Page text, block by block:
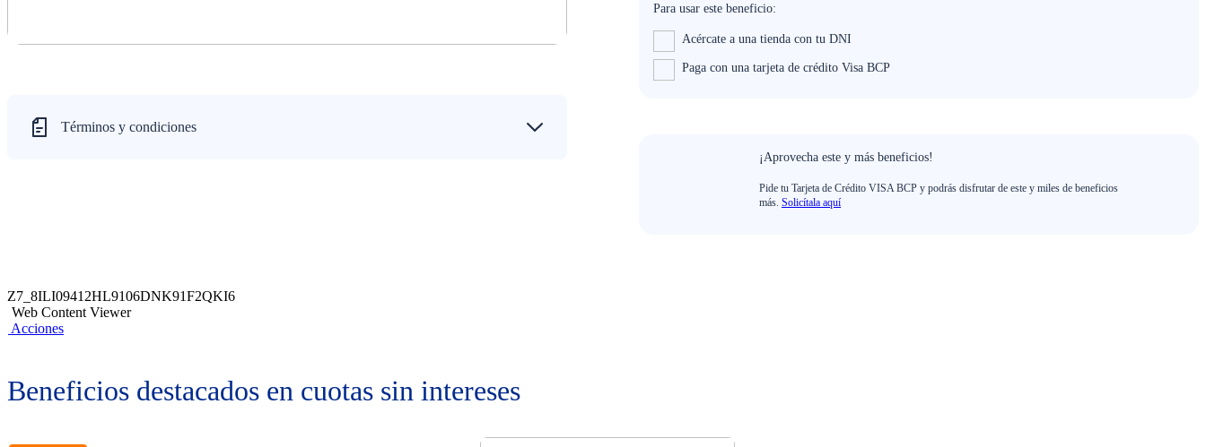
Términos y condiciones
Para usar este beneficio:
Acércate a una tienda con tu DNI
Paga con una tarjeta de crédito Visa BCP
¡Aprovecha este y más beneficios!
Pide tu Tarjeta de Crédito VISA BCP y podrás disfrutar de este y miles de beneficios
más. Solicítala aquí
Z7_8ILI09412HL9106DNK91F2QKI6
Web Content Viewer
Acciones
Beneficios destacados en cuotas sin intereses